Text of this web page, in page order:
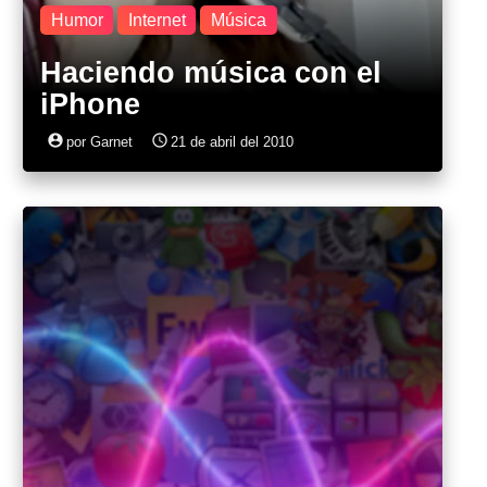
Humor Internet Música
Haciendo música con el
iPhone
account_circle por Garnet access_time 21 de abril del 2010